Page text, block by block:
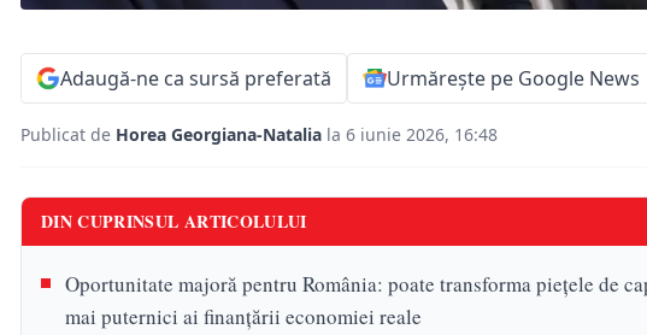
Adaugă-ne ca sursă preferată Urmărește pe Google News
Publicat de Horea Georgiana-Natalia la 6 iunie 2026, 16:48
DIN CUPRINSUL ARTICOLULUI
Oportunitate majoră pentru România: poate transforma piețele de
mai puternici ai finanțării economiei reale